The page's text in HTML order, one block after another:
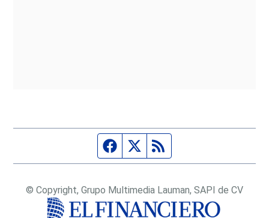
Página de Facebook
Fuente Twitter
© Copyright, Grupo Multimedia Lauman, SAPI de CV